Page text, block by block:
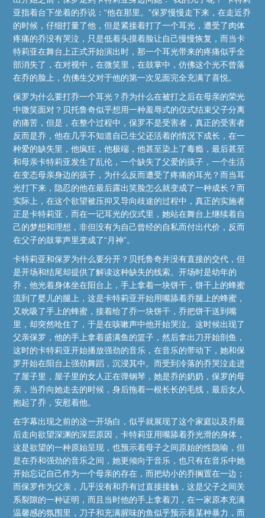
亚指着台下坐着的乔说：“他在那里。”保罗慢慢走下来，在走近乔
的时候，仔细打量了他，但是紧接着打了一个耳光，遭受了肉体
疼痛的乔没有哭泣，只是低着头摸着脸让自己慢慢恢复，而当卡
特莉亚在舞台上正式开始演出时，那一个耳光带来的疼痛似乎全
部消失了，在对视中，在微笑里，在鼓掌中，仿佛这个光不曾落
在乔的脸上，仿佛生父对于他的第一次见面完全充满了喜悦。
保罗为什么要打乔一个耳光？乔为什么在被打之后在母亲的荣光
中微笑面对？贝托鲁奇似乎想用一种羞辱式的仪式结束父子分离
的痛苦，但是，在整个过程中，保罗不是受害者，真正的受害者
反而是乔，他在几乎不知道自己生父还活着的情况下成长，在一
种爱的缺失里，他疯狂，他极端，他甚至染上了毒瘾，最后甚至
和母亲卡特莉亚发生了乱伦，一个缺失了父爱的孩子，一个生活
在变态母亲身边的孩子，为什么反而遭受了疼痛的耳光？而当耳
光打下来，隐忍的他在最后露出笑脸怎么就变成了一种成长？而
实际上，在这个欲望被压抑又导向歧途的过程中，真正的实施者
正是卡特莉亚，而在一记耳光的仪式里，她站在舞台上继续着自
己的梦想和理想，非但没有为自己曾经的自私而付出代价，反而
在父子的鼓掌声里变成了“月神”。
卡特莉亚和保罗为什么要分开？贝托鲁奇并没有直接的交代，但
是开场和结尾却提供了解读这种缺失的线索。开场时是幼年的
乔，他光着身体坐在阳台上，手上拿着一块饼干，饼干上的蜂蜜
流到了婴儿的腿上，这是卡特莉亚开始用嘴舔着乔腿上的蜂蜜，
又吮吸了手上的蜂蜜，接着给了乔一块饼干，乔把饼干送到嘴
里，却突然呛住了，于是在咳嗽声中他开始哭泣。这时候出现了
父亲保罗，他的手上拿着盛满鱼的篮子，然后拿出刀开始剖鱼，
这时的卡特莉亚开始播放强劲的音乐，在音乐的带动下，她和保
罗开始在阳台上强劲舞蹈，沉浸其中。而受到冷落的乔哭泣走进
了屋子里，屋子里的女人正在弹钢琴，她是乔的奶奶，保罗的母
亲，当乔向她走去的时候，身后拖着一根长长的毛线，最后女人
抱起了乔，安慰着他。
在字幕出现之前的这一开场白，似乎就展现了这个家庭以及乔最
后走向欲望深渊的深层原因，卡特莉亚用嘴舔着乔光滑的身体，
这是欲望的一种原始呈现，也预示着母子之间原始的性隐喻，但
是在乔和强劲的音乐之间，她更倾向于音乐，也只有在音乐中她
开始忘记自己作为一个母亲的存在，而把幼小的乔搁置在一边；
而保罗作为父亲，几乎没有和乔有过直接接触，这是父子之间关
系裂隙的一种证明，而且当时他的手上拿着刀，在一家原本充满
温馨感的氛围里，刀子和充满腥味的鱼似乎预示着某种暴力，而